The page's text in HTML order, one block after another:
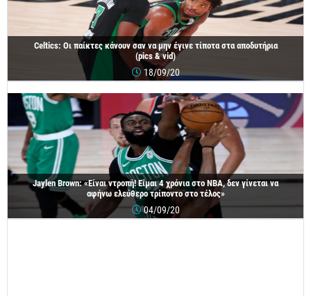
Celtics: Οι παίκτες κάνουν σαν να μην έγινε τίποτα στα αποδυτήρια
(pics & vid)
18/09/20
Jaylen Brown: «Είναι ντροπή! Είμαι 4 χρόνια στο ΝΒΑ, δεν γίνεται να
αφήνω ελεύθερο τρίποντο στο τέλος»
04/09/20